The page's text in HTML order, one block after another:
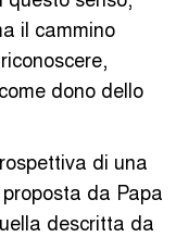
il cammino
dono dello
di una
da Papa
descritta da